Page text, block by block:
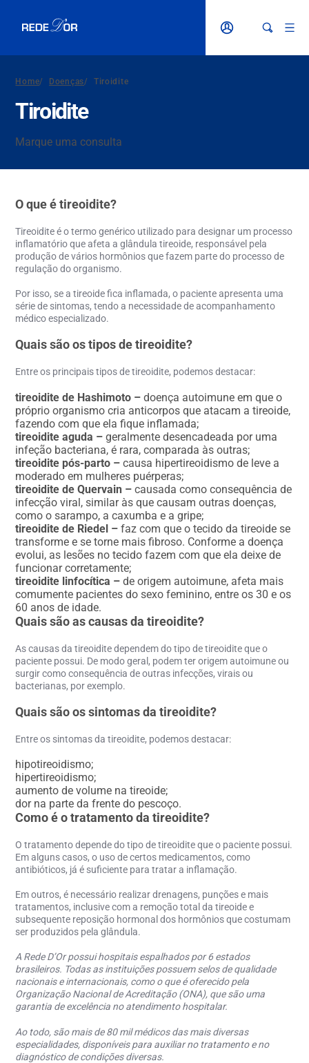
Home/ Doenças/ Tiroidite
Tiroidite
Marque uma consulta
O que é tireoidite?
Tireoiditeé o termo genérico utilizado para designar um processo
inflamatório que afeta a glândula tireoide, responsável pela
produção de vários hormônios que fazem parte do processo de
regulação do organismo.
Por isso, se a tireoide fica inflamada, o paciente apresenta uma
série de sintomas, tendo a necessidade de acompanhamento
médico especializado.
Quais são os tipos de tireoidite?
Entre os principaistipos de tireoidite, podemos destacar:
tireoidite de Hashimoto – doença autoimune em que o
próprio organismo cria anticorpos que atacam a tireoide,
fazendo com que ela fique inflamada;
tireoidite aguda – geralmente desencadeada por uma
infeção bacteriana, é rara, comparada às outras;
tireoidite pós-parto –causa hipertireoidismo de leve a
moderado em mulheres puérperas;
tireoidite de Quervain – causada como consequência de
infecção viral, similar às que causam outras doenças,
como o sarampo, a caxumba e a gripe;
tireoidite de Riedel – faz com que o tecido da tireoide se
transforme e se torne mais fibroso. Conforme a doença
evolui, as lesões no tecido fazem com que ela deixe de
funcionar corretamente;
tireoidite linfocítica – de origem autoimune, afeta mais
comumente pacientes do sexo feminino, entre os 30 e os
60 anos de idade.
Quais são as causas da tireoidite?
Ascausas da tireoiditedependem do tipo detireoiditeque o
paciente possui. De modo geral, podem ter origem autoimune ou
surgir como consequência de outras infecções, virais ou
bacterianas, por exemplo.
Quais são os sintomas da tireoidite?
Entre os sintomas da tireoidite, podemos destacar:
hipotireoidismo;
hipertireoidismo;
aumento de volume na tireoide;
dor na parte da frente do pescoço.
Como é o tratamento da tireoidite?
Otratamentodepende do tipo detireoiditeque o paciente possui.
Em alguns casos, o uso de certos medicamentos, como
antibióticos, já é suficiente para tratar a inflamação.
Em outros, é necessário realizar drenagens, punções e mais
tratamentos, inclusive com a remoção total da tireoide e
subsequente reposição hormonal dos hormônios que costumam
ser produzidos pela glândula.
A Rede D’Or possui hospitais espalhados por 6 estados
brasileiros. Todas as instituições possuem selos de qualidade
nacionais e internacionais, como o que é oferecido pela
Organização Nacional de Acreditação (ONA), que são uma
garantia de excelência no atendimento hospitalar.
Ao todo, são mais de 80 mil médicos das mais diversas
especialidades, disponíveis para auxiliar no tratamento e no
diagnóstico de condições diversas.